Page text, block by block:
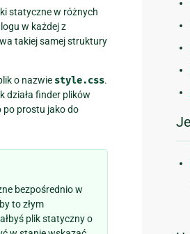
statyczne w różnych
w każdej z
takiej samej struktury
o nazwie style.css.
działa finder plików
po prostu jako do
bezpośrednio w
to złym
plik statyczny o